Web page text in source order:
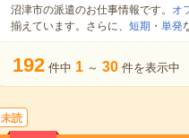
沼津市の派遣のお仕事情報です。 オ
揃えています。さらに、 短期 ・ 単発
192 件中 1 ～ 30 件を表示中
未読